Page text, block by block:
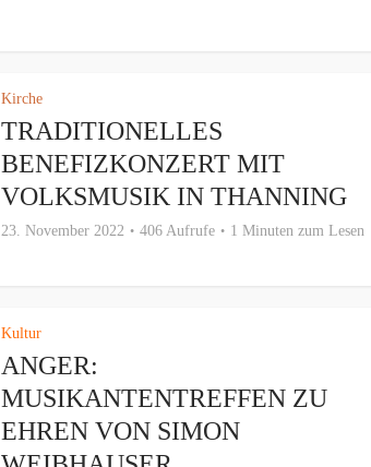
Kirche
TRADITIONELLES
BENEFIZKONZERT MIT
VOLKSMUSIK IN THANNING
23. November 2022 406 Aufrufe 1 Minuten zum Lesen
Kultur
ANGER:
MUSIKANTENTREFFEN ZU
EHREN VON SIMON